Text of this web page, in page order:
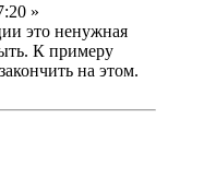
»
это ненужная
К примеру
на этом.